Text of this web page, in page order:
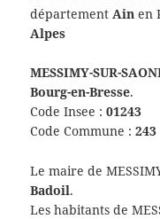
départementAin en
Alpes
MESSIMY-SUR-
Bourg-en-Bresse.
Code Insee :01243
Code Commune :243
Le maire de
Badoil.
Les habitants de